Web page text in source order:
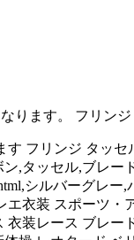
ります。 フリン
フリンジ タッセ
,タッセル,ブレ
シルバーグ
衣装 スポーツ
衣装レース ブレ